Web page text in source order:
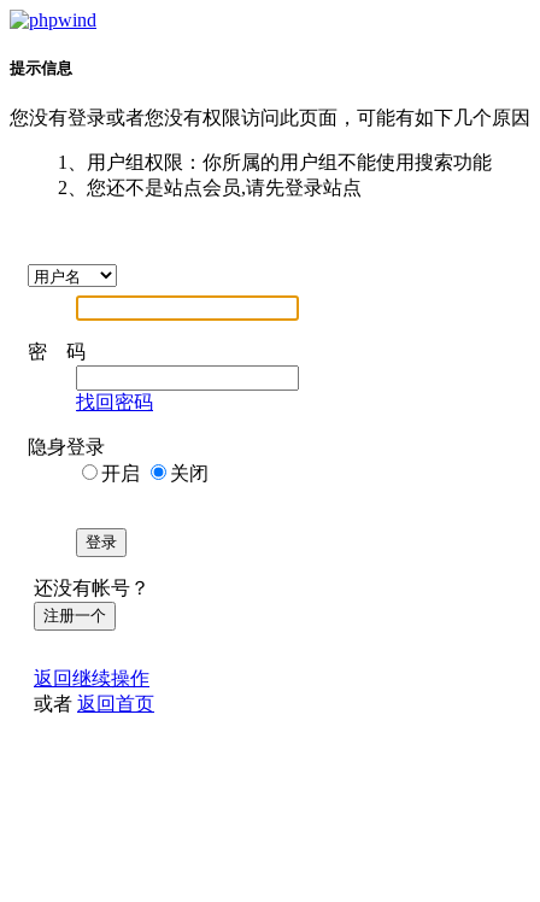
提示信息
您没有登录或者您没有权限访问此页面，可能有如下几个原因
1、用户组权限：你所属的用户组不能使用搜索功能
2、您还不是站点会员,请先登录站点
密 码
找回密码
隐身登录
开启
关闭
登录
还没有帐号？
注册一个
返回继续操作
或者 返回首页